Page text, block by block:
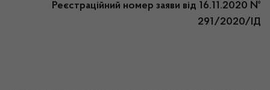
Реєстраційний номер заяви від 16.11.2020 №
291/2020/ІД